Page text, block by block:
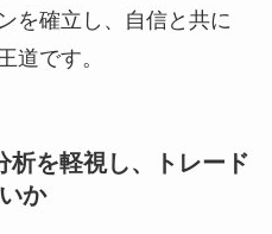
を確立し、自信と共に
道です。
析を軽視し、トレード
か